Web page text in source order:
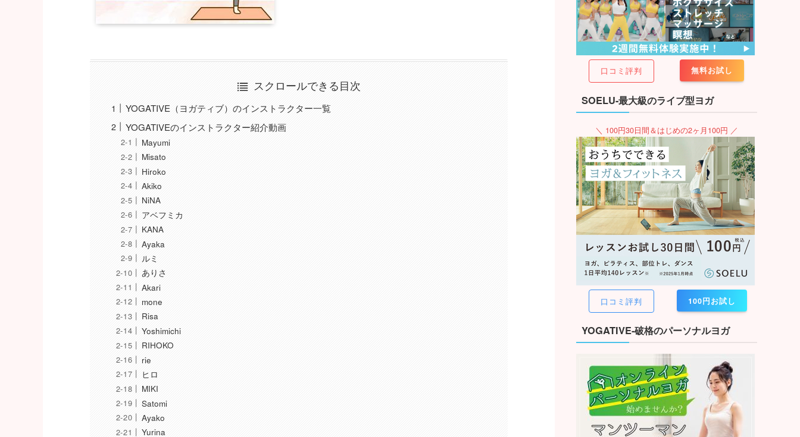
スクロールできる目次
YOGATIVE（ヨガティブ）のインストラクター一覧
YOGATIVEのインストラクター紹介動画
Mayumi
Misato
Hiroko
Akiko
NiNA
アベフミカ
KANA
Ayaka
ルミ
ありさ
Akari
mone
Risa
Yoshimichi
RIHOKO
rie
ヒロ
MIKI
Satomi
Ayako
Yurina
口コミ評判 無料お試し
SOELU-最大級のライブ型ヨガ
＼ 100円30日間＆はじめの2ヶ月100円 ／
口コミ評判 100円お試し
YOGATIVE-破格のパーソナルヨガ